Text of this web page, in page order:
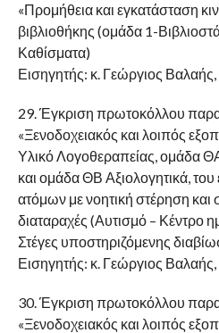
«Προμήθεια και εγκατάσταση
βιβλιοθήκης (ομάδα 1-
Καθίσματα)
Εισηγητής: κ. Γεώργιος
29. Έγκριση πρωτοκόλλου
«Ξενοδοχειακός και λοιπός
Υλικό Λογοθεραπείας, ομάδα
και ομάδα ΘΒ Αξιολογητικά,
ατόμων με νοητική στέρηση και
διαταραχές (Αυτισμό – Κέντρο
Στέγες υποστηριζόμενης
Εισηγητής: κ. Γεώργιος
30. Έγκριση πρωτοκόλλου
«Ξενοδοχειακός και λοιπός